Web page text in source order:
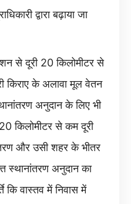
द्वारा बढ़ाया जा
से दूरी 20 किलोमीटर से
किराए के अलावा मूल वेतन
अनुदान के लिए भी
किलोमीटर से कम दूरी
और उसी शहर के भीतर
स्थानांतरण अनुदान का
कि वास्तव में निवास में